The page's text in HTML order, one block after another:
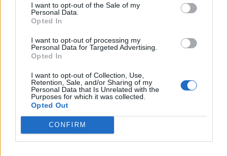
I want to opt-out of the Sale of my
Personal Data.
Opted In
I want to opt-out of processing my
Personal Data for Targeted Advertising.
Opted In
I want to opt-out of Collection, Use,
Retention, Sale, and/or Sharing of my
Personal Data that Is Unrelated with the
Purposes for which it was collected.
Opted Out
CONFIRM
A keresett cikk a portfolio.hu hírarchívumához
tartozik, melynek olvasása előfizetéses
Az előfizetés a következőket tartalmazza:
Portfolio.hu teljes cikkarchívum
Kötéslisták: BÉT elmúlt 2 év napon belüli
kötéslistái